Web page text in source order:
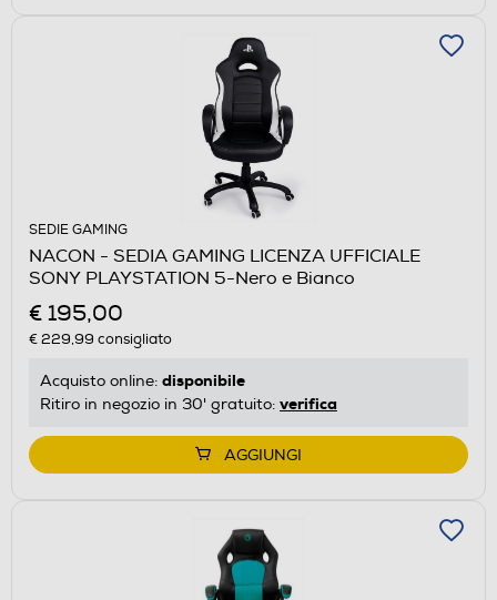
SEDIE GAMING
NACON - SEDIA GAMING LICENZA UFFICIALE
SONY PLAYSTATION 5-Nero e Bianco
€ 195,00
€ 229,99 consigliato
Acquisto online: disponibile
Ritiro in negozio in 30' gratuito: verifica
AGGIUNGI